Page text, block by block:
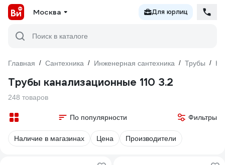
Москва Для юрлиц
Поиск в каталоге
Главная / Сантехника / Инженерная сантехника / Трубы /
Трубы канализационные 110 3.2
248 товаров
По популярности Фильтры
Наличие в магазинах Цена Производители